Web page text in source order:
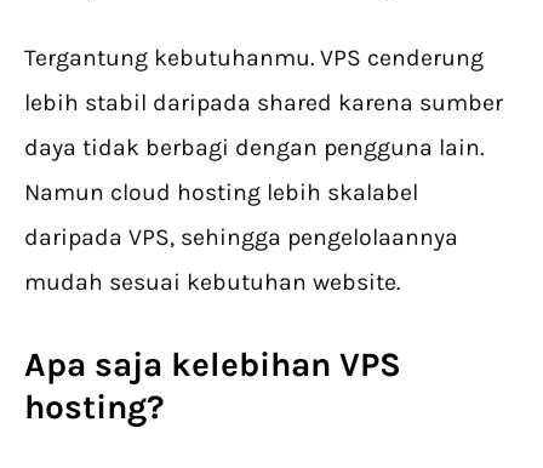
Tergantung kebutuhanmu. VPS cenderung
lebih stabil daripada shared karena sumber
daya tidak berbagi dengan pengguna lain.
Namun cloud hosting lebih skalabel
daripada VPS, sehingga pengelolaannya
mudah sesuai kebutuhan website.
Apa saja kelebihan VPS
hosting?